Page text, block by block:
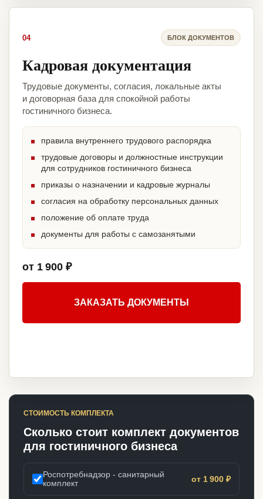
04 БЛОК ДОКУМЕНТОВ
Кадровая документация
Трудовые документы, согласия, локальные акты
и договорная база для спокойной работы
гостиничного бизнеса.
правила внутреннего трудового распорядка
трудовые договоры и должностные инструкции
для сотрудников гостиничного бизнеса
приказы о назначении и кадровые журналы
согласия на обработку персональных данных
положение об оплате труда
документы для работы с самозанятыми
от 1 900 ₽
ЗАКАЗАТЬ ДОКУМЕНТЫ
СТОИМОСТЬ КОМПЛЕКТА
Сколько стоит комплект документов
для гостиничного бизнеса
Роспотребнадзор - санитарный
комплект
от 1 900 ₽